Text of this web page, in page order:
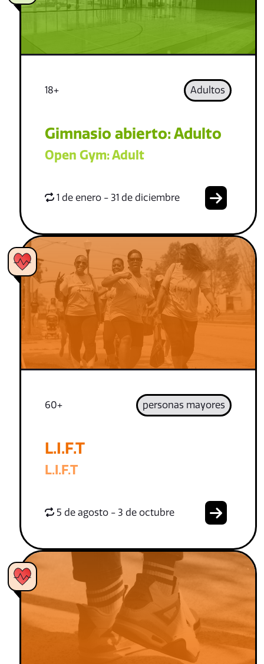
18+ Adultos
Gimnasio abierto: Adulto
Open Gym: Adult
1 de enero - 31 de diciembre
60+ personas mayores
L.I.F.T
L.I.F.T
5 de agosto - 3 de octubre